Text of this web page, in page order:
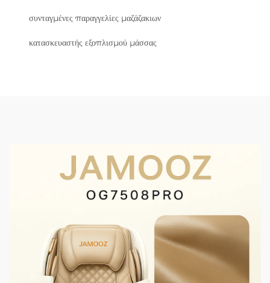
συνταγμένες παραγγελίες μαζάζακιων
κατασκευαστής εξοπλισμού μάσσας